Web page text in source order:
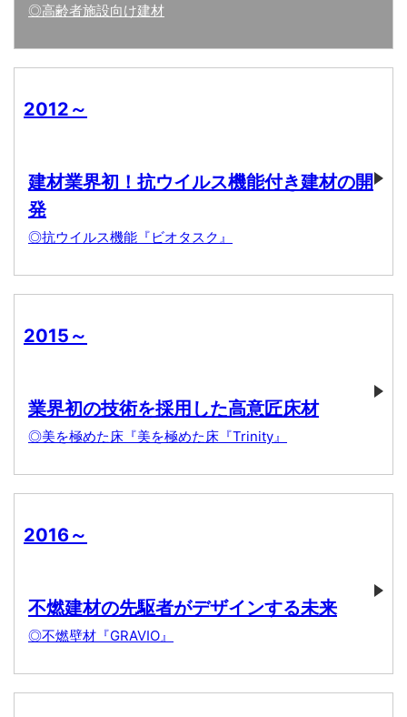
◎高齢者施設向け建材
2012～
建材業界初！抗ウイルス機能付き建材の開
発
◎抗ウイルス機能『ビオタスク』
2015～
業界初の技術を採用した高意匠床材
◎美を極めた床『美を極めた床『Trinity』
2016～
不燃建材の先駆者がデザインする未来
◎不燃壁材『GRAVIO』